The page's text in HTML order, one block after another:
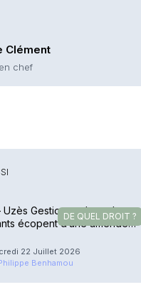
Clément
chef
DE QUEL DROIT ?
Uzès Gestion et deux de ses
écopent d’une amende
22 Juillet 2026
Benhamou